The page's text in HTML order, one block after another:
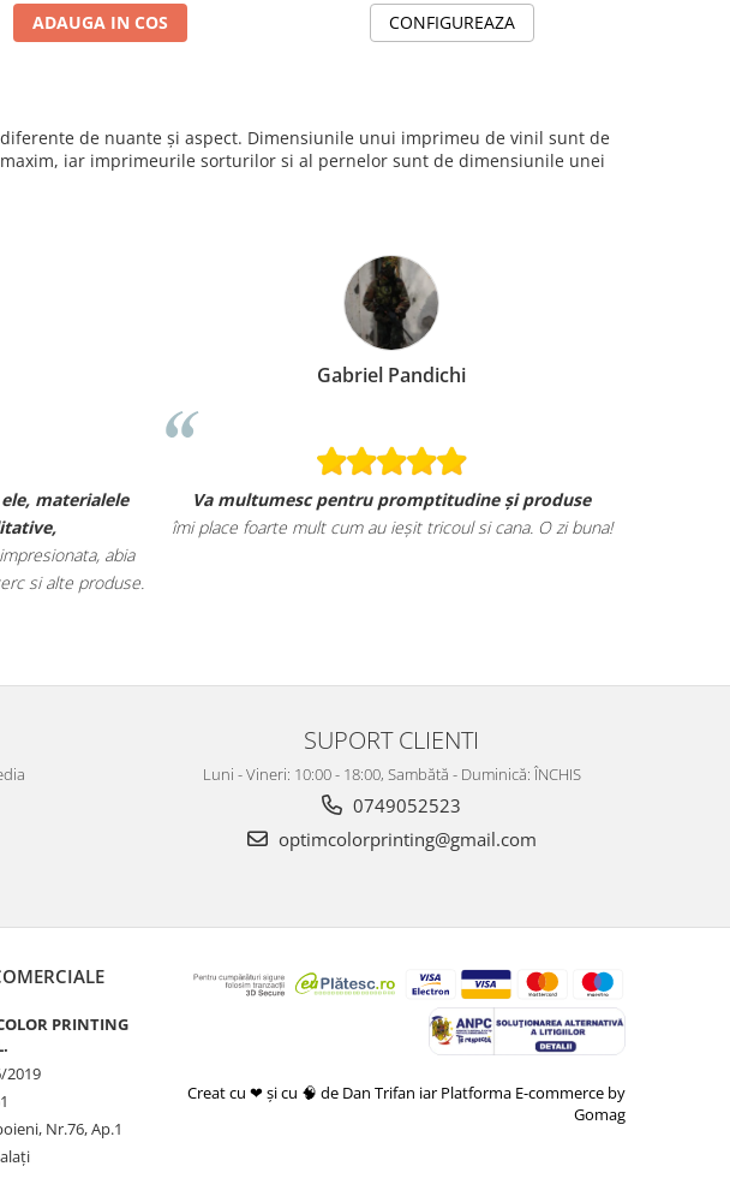
ADAUGA IN COS CONFIGUREAZA
de nuante și aspect. Dimensiunile unui imprimeu de vinil sunt de
iar imprimeurile sorturilor si al pernelor sunt de dimensiunile unei
materialele
abia
si alte produse.
Gabriel Pandichi
Va multumesc pentru promptitudine și produse
îmi place foarte mult cum au ieșit tricoul si cana. O zi buna!
SUPORT CLIENTI
Luni - Vineri: 10:00 - 18:00, Sambătă - Duminică: ÎNCHIS
0749052523
optimcolorprinting@gmail.com
PRINTING
2019
Nr.76, Ap.1
Creat cu ❤ și cu 🧠 de Dan Trifan iar Platforma E-commerce by
Gomag